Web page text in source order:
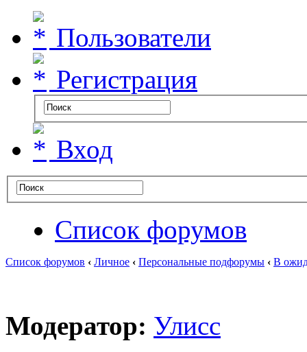
Пользователи
Регистрация
Вход
Список форумов
Список форумов ‹ Личное ‹ Персональные подфорумы ‹ В
Модератор: Улисс